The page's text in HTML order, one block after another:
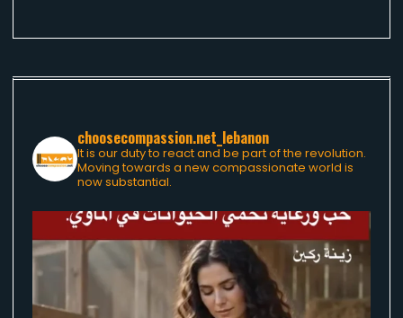
choosecompassion.net_lebanon
It is our duty to react and be part of the revolution.
Moving towards a new compassionate world is
now substantial.